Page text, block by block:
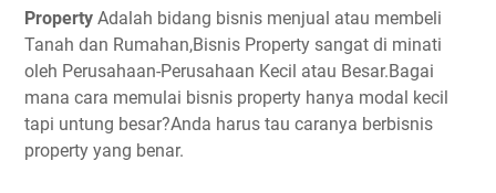
Property Adalah bidang bisnis menjual atau membeli
Tanah dan Rumahan,Bisnis Property sangat di minati
oleh Perusahaan-Perusahaan Kecil atau Besar.Bagai
mana cara memulai bisnis property hanya modal kecil
tapi untung besar?Anda harus tau caranya berbisnis
property yang benar.